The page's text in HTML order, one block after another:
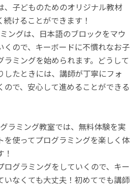
、子どものためのオリジナル教材
けることができます！
ングは、日本語のブロックをマウ
くので、キーボードに不慣れなお子
ラミングを始められます。どうして
したときには、講師が丁寧にフォ
ので、安心して進めることができる
ラミング教室では、無料体験を実
を使ってプログラミングを楽しく体
ログラミングをしていくので、キー
いなくても大丈夫！初めてでも講師